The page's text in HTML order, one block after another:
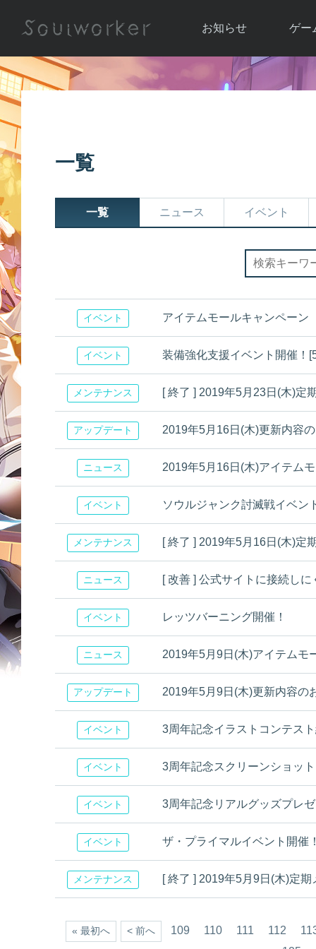
お知らせ
お知らせ一覧
ゲー
ソウ
一覧
一覧 ニュース イベント
イベント アイテムモールキャンペーン
イベント 装備強化支援イベント開催！
メンテナンス [ 終了 ] 2019年5月23日(木)定
アップデート 2019年5月16日(木)更新内容
ニュース 2019年5月16日(木)アイテム
イベント ソウルジャンク討滅戦イベン
メンテナンス [ 終了 ] 2019年5月16日(木)定
ニュース [ 改善 ] 公式サイトに接続し
イベント レッツバーニング開催！
ニュース 2019年5月9日(木)アイテムモ
アップデート 2019年5月9日(木)更新内容の
イベント 3周年記念イラストコンテス
イベント 3周年記念スクリーンショッ
イベント 3周年記念リアルグッズプレ
イベント ザ・プライマルイベント開催
メンテナンス [ 終了 ] 2019年5月9日(木)定
« 最初へ < 前へ 109 110 111 112